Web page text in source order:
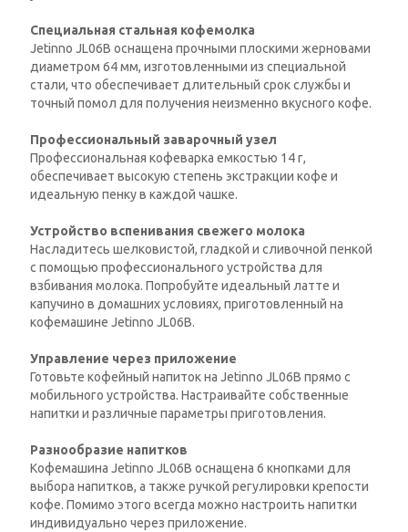
Специальная стальная кофемолка
Jetinno JL06B оснащена прочными плоскими жерновами
диаметром 64 мм, изготовленными из специальной
стали, что обеспечивает длительный срок службы и
точный помол для получения неизменно вкусного кофе.
Профессиональный заварочный узел
Профессиональная кофеварка емкостью 14 г,
обеспечивает высокую степень экстракции кофе и
идеальную пенку в каждой чашке.
Устройство вспенивания свежего молока
Насладитесь шелковистой, гладкой и сливочной пенкой
с помощью профессионального устройства для
взбивания молока. Попробуйте идеальный латте и
капучино в домашних условиях, приготовленный на
кофемашине Jetinno JL06B.
Управление через приложение
Готовьте кофейный напиток на Jetinno JL06B прямо с
мобильного устройства. Настраивайте собственные
напитки и различные параметры приготовления.
Разнообразие напитков
Кофемашина Jetinno JL06B оснащена 6 кнопками для
выбора напитков, а также ручкой регулировки крепости
кофе. Помимо этого всегда можно настроить напитки
индивидуально через приложение.